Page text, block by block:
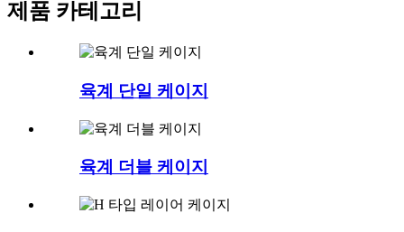
제품 카테고리
육계 단일 케이지
육계 더블 케이지